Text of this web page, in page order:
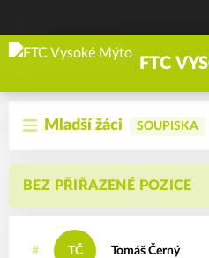
FTC
Mladší žáci SOUPISKA
BEZ PŘIŘAZENÉ POZICE
# TČ Tomáš Černý